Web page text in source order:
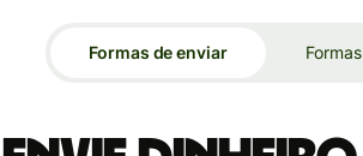
Formas de enviar